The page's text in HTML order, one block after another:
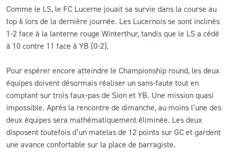
Comme le LS, le FC Lucerne jouait sa survie dans la course au
top 6 lors de la dernière journée. Les Lucernois se sont inclinés
1-2 face à la lanterne rouge Winterthur, tandis que le LS a cédé
à 10 contre 11 face à YB (0-2).
Pour espérer encore atteindre le Championship round, les deux
équipes doivent désormais réaliser un sans-faute tout en
comptant sur trois faux-pas de Sion et YB. Une mission quasi
impossible. Après la rencontre de dimanche, au moins l’une des
deux équipes sera mathématiquement éliminée. Les deux
disposent toutefois d’un matelas de 12 points sur GC et gardent
une avance confortable sur la place de barragiste.